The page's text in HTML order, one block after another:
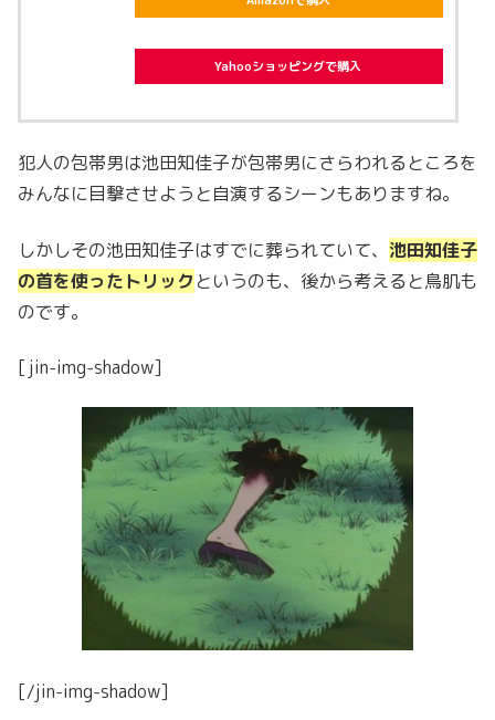
Yahooショッピングで購入
犯人の包帯男は池田知佳子が包帯男にさらわれるところを
みんなに目撃させようと自演するシーンもありますね。
しかしその池田知佳子はすでに葬られていて、 池田知佳子
の首を使ったトリックというのも、後から考えると鳥肌も
のです。
[jin-img-shadow]
[/jin-img-shadow]